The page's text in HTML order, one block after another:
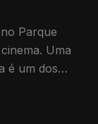
Parque
Uma
é um dos